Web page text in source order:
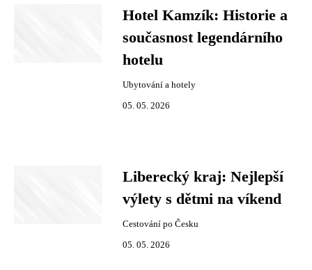
Hotel Kamzík: Historie a
současnost legendárního
hotelu
Ubytování a hotely
05. 05. 2026
Liberecký kraj: Nejlepší
výlety s dětmi na víkend
Cestování po Česku
05. 05. 2026